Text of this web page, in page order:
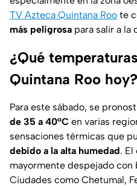
TV Azteca Quintana Roo te
más peligrosa para salir a la
¿Qué
Quintana Roo hoy?
Para este sábado, se
de 35 a 40°C en varias
sensaciones térmicas que
debido a la alta humedad. El
mayormente despejado
Ciudades como Chetumal,